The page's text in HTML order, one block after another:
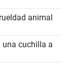
animal
una cuchilla a